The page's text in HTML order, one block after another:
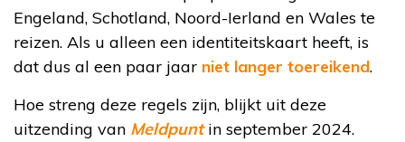
Engeland, Schotland, Noord-Ierland en Wales te
reizen. Als u alleen een identiteitskaart heeft, is
dat dus al een paar jaar niet langer toereikend.
Hoe streng deze regels zijn, blijkt uit deze
uitzending van Meldpuntin september 2024.